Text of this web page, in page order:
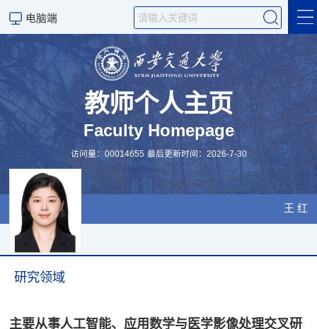
电脑端
Home
Publications
学术服务与交流
教师个人主页
Faculty Homepage
访问量：00014655 最后更新时间：2026-7-30
王 红
研究领域
主要从事人工智能、应用数学与医学影像处理交叉研